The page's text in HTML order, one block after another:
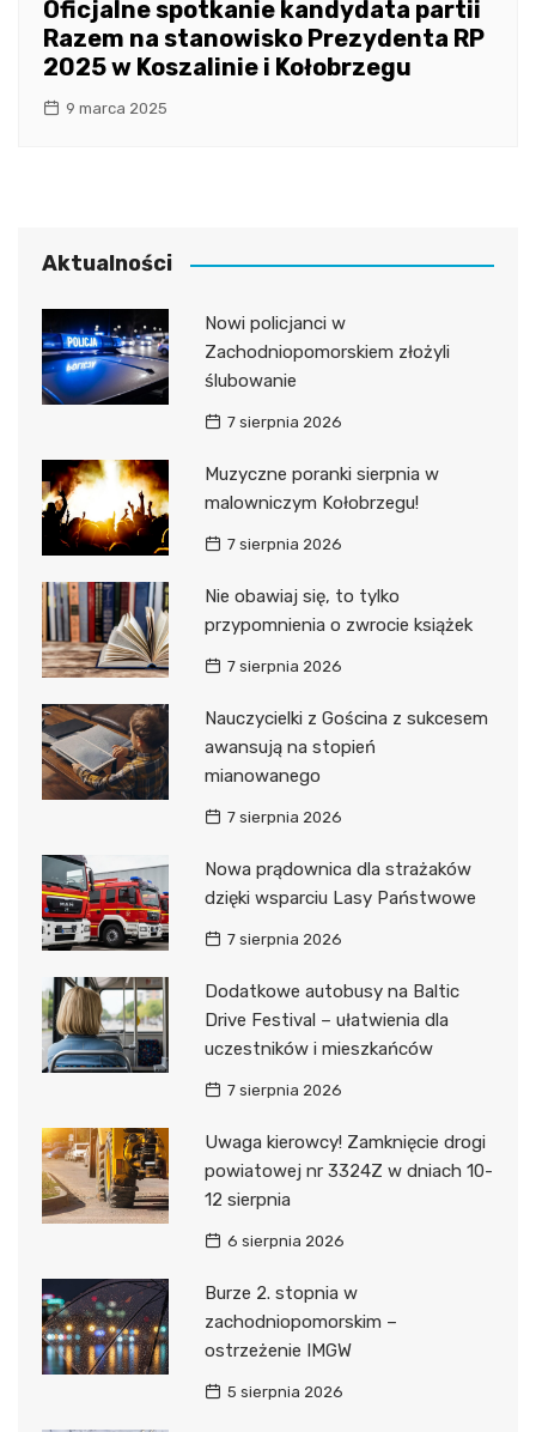
Oficjalne spotkanie kandydata partii
Razem na stanowisko Prezydenta RP
2025 w Koszalinie i Kołobrzegu
9 marca 2025
Aktualności
Nowi policjanci w
Zachodniopomorskiem złożyli
ślubowanie
7 sierpnia 2026
Muzyczne poranki sierpnia w
malowniczym Kołobrzegu!
7 sierpnia 2026
Nie obawiaj się, to tylko
przypomnienia o zwrocie książek
7 sierpnia 2026
Nauczycielki z Gościna z sukcesem
awansują na stopień
mianowanego
7 sierpnia 2026
Nowa prądownica dla strażaków
dzięki wsparciu Lasy Państwowe
7 sierpnia 2026
Dodatkowe autobusy na Baltic
Drive Festival – ułatwienia dla
uczestników i mieszkańców
7 sierpnia 2026
Uwaga kierowcy! Zamknięcie drogi
powiatowej nr 3324Z w dniach 10-
12 sierpnia
6 sierpnia 2026
Burze 2. stopnia w
zachodniopomorskim –
ostrzeżenie IMGW
5 sierpnia 2026